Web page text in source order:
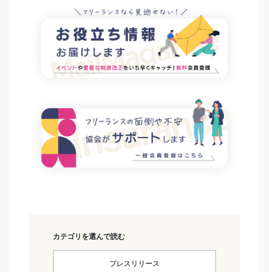
カテゴリを選んで読む
プレスリリース